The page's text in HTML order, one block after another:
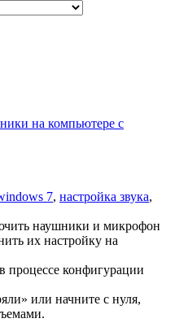
на компьютере c
7, настройка звука,
наушники и микрофон
их настройку на
процессе конфигурации
или начните с нуля,